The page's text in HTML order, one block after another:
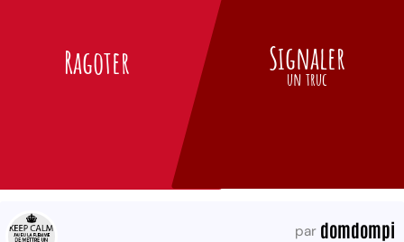
Ragoter Signaler
un truc
par domdompi